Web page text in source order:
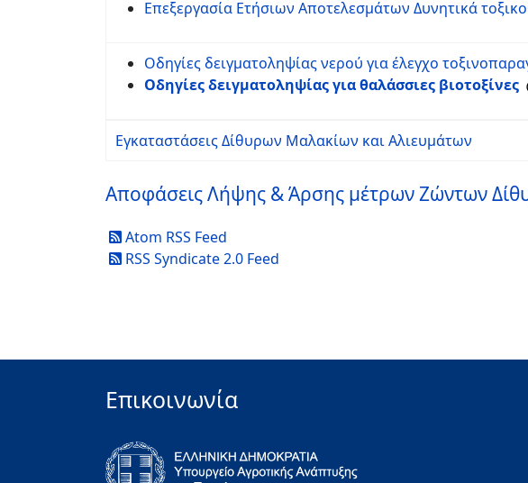
Επεξεργασία Ετήσιων Αποτελεσμάτων Δυνητικά
Οδηγίες δειγματοληψίας νερού για έλεγχο
Οδηγίες δειγματοληψίας για θαλάσσιες βιοτοξίνες
Εγκαταστάσεις Δίθυρων Μαλακίων και Αλιευμάτων
Αποφάσεις Λήψης & Άρσης μέτρων Ζώντων
Atom RSS Feed
RSS Syndicate 2.0 Feed
Επικοινωνία